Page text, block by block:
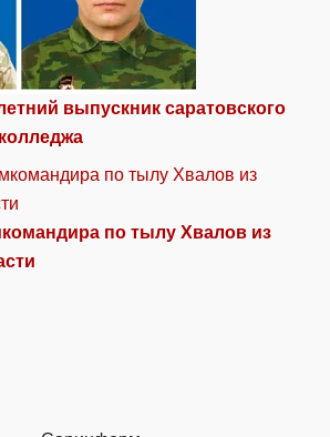
выпускник саратовского
по тылу Хвалов из